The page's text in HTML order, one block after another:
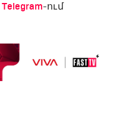
Telegram-ում